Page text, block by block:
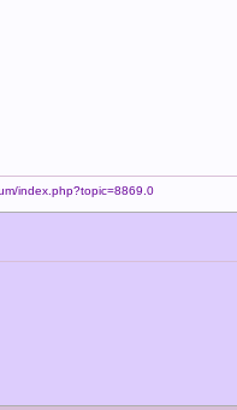
index.php?topic=8869.0